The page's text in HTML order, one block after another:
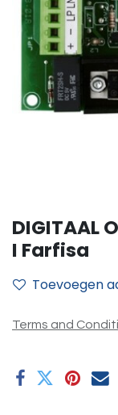
DIGITAAL
I Farfisa
Toevoegen
Terms and